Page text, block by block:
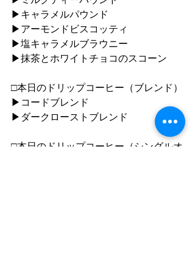
▶︎キャラメルパウンド
▶︎アーモンドビスコッティ
▶︎塩キャラメルブラウニー
▶︎抹茶とホワイトチョコのスコーン
□本日のドリップコーヒー（ブレンド）
▶︎コードブレンド
▶︎ダークローストブレンド
□本日のドリップコーヒー（シングルオ